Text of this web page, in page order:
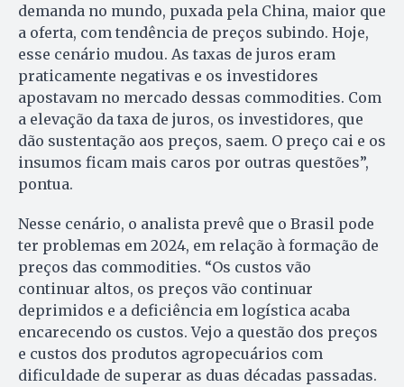
demanda no mundo, puxada pela China, maior que
a oferta, com tendência de preços subindo. Hoje,
esse cenário mudou. As taxas de juros eram
praticamente negativas e os investidores
apostavam no mercado dessas commodities. Com
a elevação da taxa de juros, os investidores, que
dão sustentação aos preços, saem. O preço cai e os
insumos ficam mais caros por outras questões”,
pontua.
Nesse cenário, o analista prevê que o Brasil pode
ter problemas em 2024, em relação à formação de
preços das commodities. “Os custos vão
continuar altos, os preços vão continuar
deprimidos e a deficiência em logística acaba
encarecendo os custos. Vejo a questão dos preços
e custos dos produtos agropecuários com
dificuldade de superar as duas décadas passadas.